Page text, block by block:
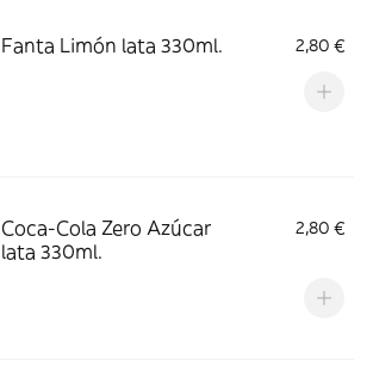
Fanta Limón lata 330ml. 2,80 €
Coca-Cola Zero Azúcar
lata 330ml.
2,80 €